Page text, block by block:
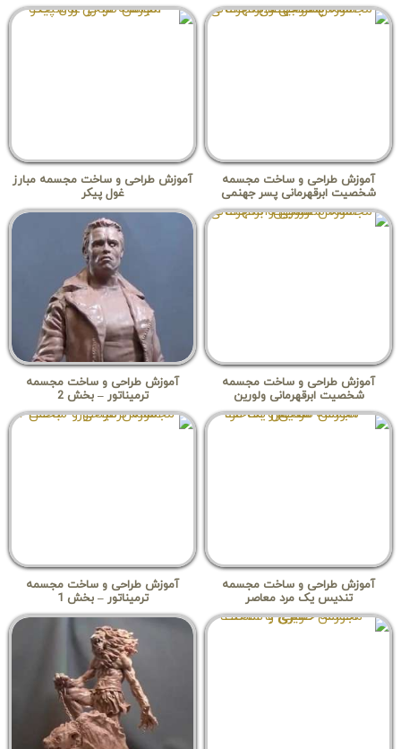
آموزش طراحی و ساخت مجسمه
شخصیت ابرقهرمانی پسر جهنمی
آموزش طراحی و ساخت مجسمه مبارز
غول پیکر
آموزش طراحی و ساخت مجسمه
شخصیت ابرقهرمانی ولورین
آموزش طراحی و ساخت مجسمه
ترمیناتور – بخش 2
آموزش طراحی و ساخت مجسمه
تندیس یک مرد معاصر
آموزش طراحی و ساخت مجسمه
ترمیناتور – بخش 1